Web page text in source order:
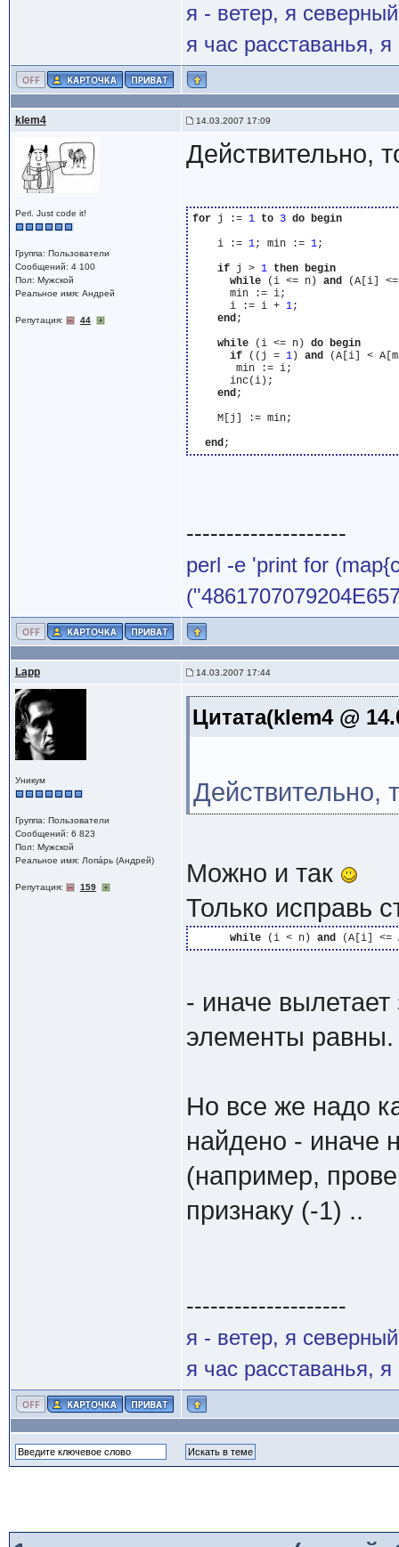
я - ветер, я
я час расставанья,
klem4 14.03.2007 17:09
Perl. Just code it!
Группа: Пользователи
Сообщений: 4 100
Пол: Мужской
Реальное имя: Андрей
Репутация: 44
Действительно,
for j := 1 to 3 do begin
    i :=
1; min := 1;
if j > 1 then begin
while (i <= n) and (A[i]
      min := i;
      i := i +
1;
end;
while (i <= n) do begin
if ((j = 1) and (A[i] <
       min := i;
      inc(i);
end;
    M[j] := min;
end
--------------------
perl -e 'print for
Lapp 14.03.2007 17:44
Уникум
Группа: Пользователи
Сообщений: 6 823
Пол: Мужской
Реальное имя: Лопáрь (Андрей)
Репутация: 159
Цитата(klem4 @
Действительно,
Можно и так
Только исправь
while (i < n) and (A[i] <=
- иначе
элементы равны.
Но все же надо
найдено - иначе
(например,
признаку (-1) ..
--------------------
я - ветер, я
я час расставанья,